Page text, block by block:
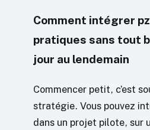
Comment intégrer
pratiques sans tout
jour au lendemain
Commencer petit, c’est
stratégie. Vous pouvez
dans un projet pilote, sur